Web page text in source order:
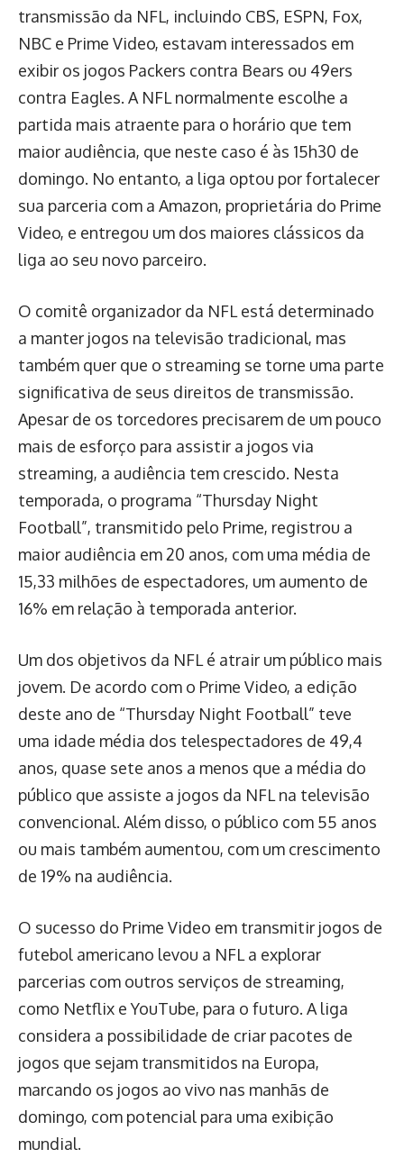
transmissão da NFL, incluindo CBS, ESPN, Fox,
NBC e Prime Video, estavam interessados em
exibir os jogos Packers contra Bears ou 49ers
contra Eagles. A NFL normalmente escolhe a
partida mais atraente para o horário que tem
maior audiência, que neste caso é às 15h30 de
domingo. No entanto, a liga optou por fortalecer
sua parceria com a Amazon, proprietária do Prime
Video, e entregou um dos maiores clássicos da
liga ao seu novo parceiro.
O comitê organizador da NFL está determinado
a manter jogos na televisão tradicional, mas
também quer que o streaming se torne uma parte
significativa de seus direitos de transmissão.
Apesar de os torcedores precisarem de um pouco
mais de esforço para assistir a jogos via
streaming, a audiência tem crescido. Nesta
temporada, o programa “Thursday Night
Football”, transmitido pelo Prime, registrou a
maior audiência em 20 anos, com uma média de
15,33 milhões de espectadores, um aumento de
16% em relação à temporada anterior.
Um dos objetivos da NFL é atrair um público mais
jovem. De acordo com o Prime Video, a edição
deste ano de “Thursday Night Football” teve
uma idade média dos telespectadores de 49,4
anos, quase sete anos a menos que a média do
público que assiste a jogos da NFL na televisão
convencional. Além disso, o público com 55 anos
ou mais também aumentou, com um crescimento
de 19% na audiência.
O sucesso do Prime Video em transmitir jogos de
futebol americano levou a NFL a explorar
parcerias com outros serviços de streaming,
como Netflix e YouTube, para o futuro. A liga
considera a possibilidade de criar pacotes de
jogos que sejam transmitidos na Europa,
marcando os jogos ao vivo nas manhãs de
domingo, com potencial para uma exibição
mundial.